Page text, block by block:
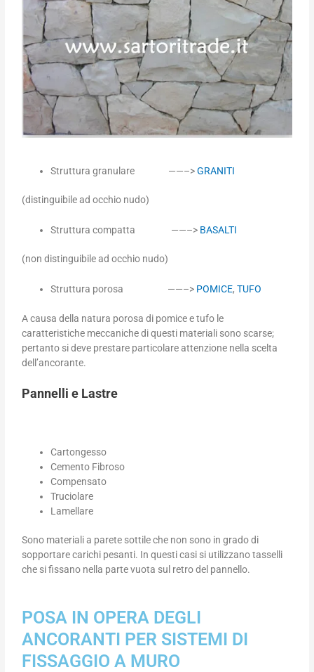
Struttura granulare ——–>GRANITI
(distinguibile ad occhio nudo)
Struttura compatta ——–> BASALTI
(non distinguibile ad occhio nudo)
Struttura porosa ——–> POMICE,TUFO
A causa della natura porosa di pomice e tufo le
caratteristiche meccaniche di questi materiali sono scarse;
pertanto si deve prestare particolare attenzione nella scelta
dell’ancorante.
Pannelli e Lastre
Cartongesso
Cemento Fibroso
Compensato
Truciolare
Lamellare
Sono materiali a parete sottile che non sono in grado di
sopportare carichi pesanti. In questi casi si utilizzano tasselli
che si fissano nella parte vuota sul retro del pannello.
POSA IN OPERA DEGLI
ANCORANTI PER SISTEMI DI
FISSAGGIO A MURO